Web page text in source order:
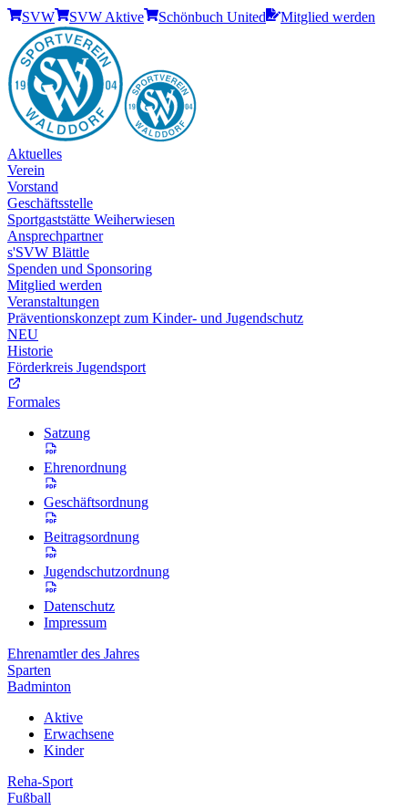
SVW SVW Aktive Schönbuch United Mitglied werden
Aktuelles
Verein
Vorstand
Geschäftsstelle
Sportgaststätte Weiherwiesen
Ansprechpartner
s'SVW Blättle
Spenden und Sponsoring
Mitglied werden
Veranstaltungen
Präventionskonzept zum Kinder- und Jugendschutz
NEU
Historie
Förderkreis Jugendsport
Formales
Satzung
Ehrenordnung
Geschäftsordnung
Beitragsordnung
Jugendschutzordnung
Datenschutz
Impressum
Ehrenamtler des Jahres
Sparten
Badminton
Aktive
Erwachsene
Kinder
Reha-Sport
Fußball